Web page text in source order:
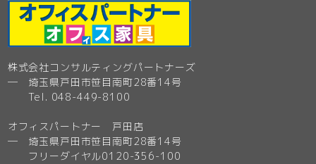
株式会社コンサルティングパートナーズ
─ 埼玉県戸田市笹目南町28番14号
Tel. 048-449-8100
オフィスパートナー 戸田店
─ 埼玉県戸田市笹目南町28番14号
フリーダイヤル0120-356-100